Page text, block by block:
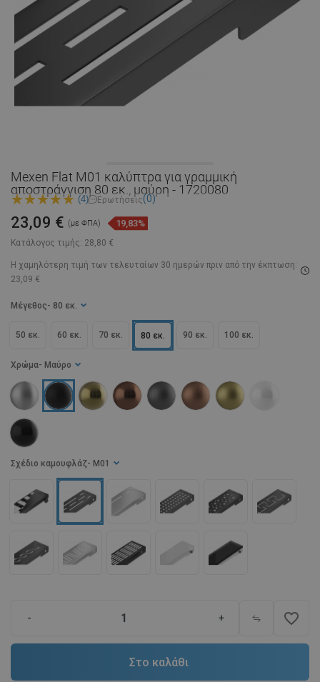
Mexen Flat M01 καλύπτρα για γραμμική
αποστράγγιση 80 εκ., μαύρη - 1720080
(4) Ερωτήσεις(0)
Κατάλογος τιμής: 28,80 €
23,09 € (με ΦΠΑ) 19,83%
Η χαμηλότερη τιμή των τελευταίων 30 ημερών πριν από την έκπτωση:
23,09 €
Μέγεθος - 80 εκ.
50 εκ. 60 εκ. 70 εκ. 80 εκ. 90 εκ. 100 εκ.
Χρώμα - Μαύρο
Σχέδιο καμουφλάζ - M01
- + favorite_border
Στο καλάθι